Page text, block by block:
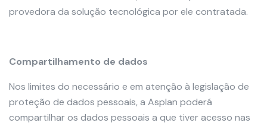
provedora da solução tecnológica por ele contratada.
Compartilhamento de dados
Nos limites do necessário e em atenção à legislação de
proteção de dados pessoais, a Asplan poderá
compartilhar os dados pessoais a que tiver acesso nas